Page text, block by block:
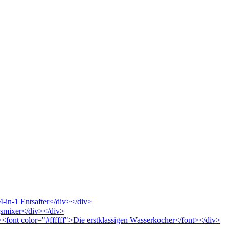
in-1 Entsafter</div></div>
div></div>
color="#ffffff">Die erstklassigen Wasserkocher</font></div>